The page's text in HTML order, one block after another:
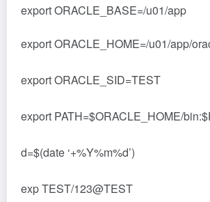
export ORACLE_BASE=/u01/app
export ORACLE_HOME=/u01/app/
export ORACLE_SID=TEST
export PATH=$ORACLE_HOME/
d=$(date ‘+%Y%m%d’)
exp TEST/123@TEST